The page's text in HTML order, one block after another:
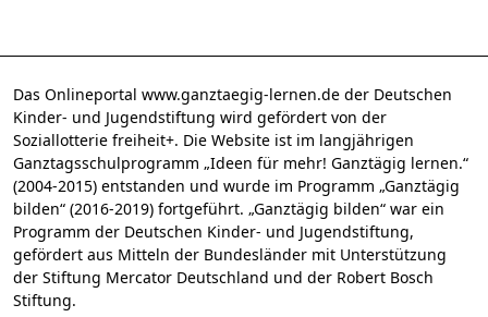
Das Onlineportal www.ganztaegig-lernen.de der Deutschen
Kinder- und Jugendstiftung wird gefördert von der
Soziallotterie freiheit+. Die Website ist im langjährigen
Ganztagsschulprogramm „Ideen für mehr! Ganztägig lernen.“
(2004-2015) entstanden und wurde im Programm „Ganztägig
bilden“ (2016-2019) fortgeführt. „Ganztägig bilden“ war ein
Programm der Deutschen Kinder- und Jugendstiftung,
gefördert aus Mitteln der Bundesländer mit Unterstützung
der Stiftung Mercator Deutschland und der Robert Bosch
Stiftung.